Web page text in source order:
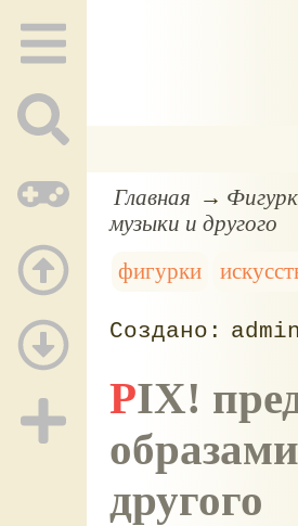
Главная
музыки и другого
фигурки
admin
PIX! представляет дизайны, вдохновленные
другого